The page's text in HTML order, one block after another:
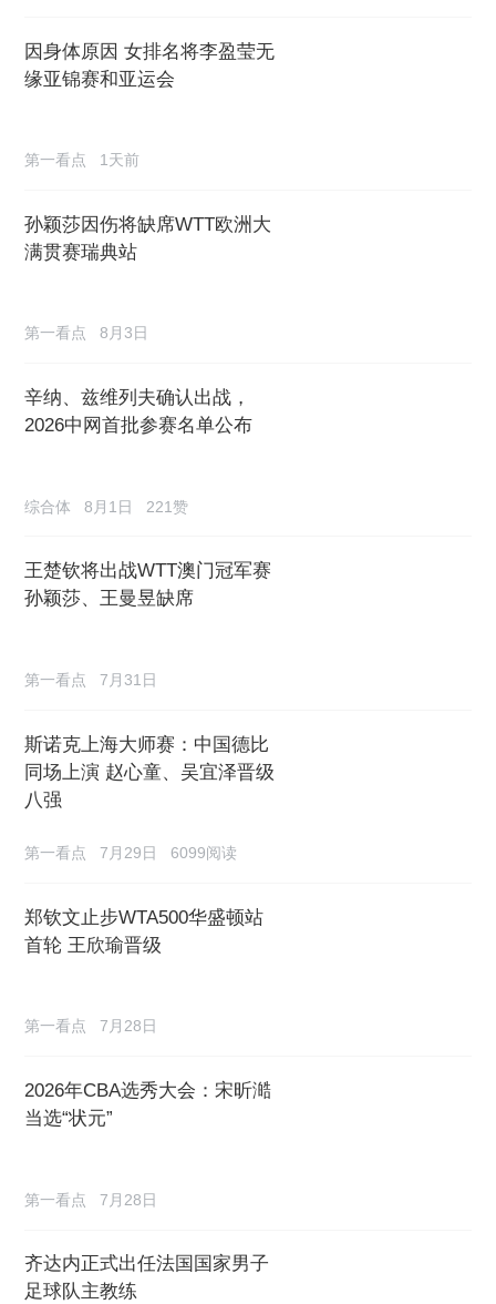
因身体原因 女排名将李盈莹无
缘亚锦赛和亚运会
第一看点 1天前
孙颖莎因伤将缺席WTT欧洲大
满贯赛瑞典站
第一看点 8月3日
辛纳、兹维列夫确认出战，
2026中网首批参赛名单公布
综合体 8月1日 221赞
王楚钦将出战WTT澳门冠军赛
孙颖莎、王曼昱缺席
第一看点 7月31日
斯诺克上海大师赛：中国德比
同场上演 赵心童、吴宜泽晋级
八强
第一看点 7月29日 6099阅读
郑钦文止步WTA500华盛顿站
首轮 王欣瑜晋级
第一看点 7月28日
2026年CBA选秀大会：宋昕澔
当选“状元”
第一看点 7月28日
齐达内正式出任法国国家男子
足球队主教练